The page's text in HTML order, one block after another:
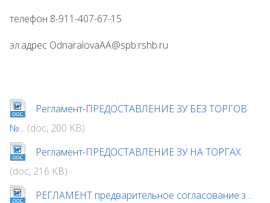
телефон 8-911-407-67-15
эл.адрес OdnaralovaAA@spb.rshb.ru
Регламент-ПРЕДОСТАВЛЕНИЕ ЗУ БЕЗ ТОРГОВ
№... (doc, 200 KB)
Регламент-ПРЕДОСТАВЛЕНИЕ ЗУ НА ТОРГАХ
(doc, 216 KB)
РЕГЛАМЕНТ предварительное согласование з...